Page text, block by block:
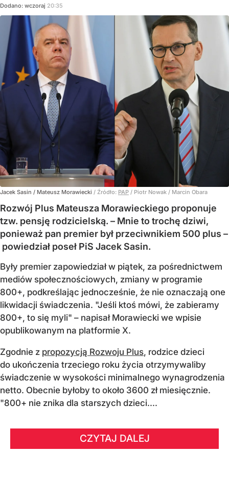
Dodano: wczoraj 20:35
Jacek Sasin / Mateusz Morawiecki / Źródło: PAP / Piotr Nowak / Marcin Obara
Rozwój Plus Mateusza Morawieckiego proponuje
tzw. pensję rodzicielską. – Mnie to trochę dziwi,
ponieważ pan premier był przeciwnikiem 500 plus –
powiedział poseł PiS Jacek Sasin.
Były premier zapowiedział w piątek, za pośrednictwem
mediów społecznościowych, zmiany w programie
800+, podkreślając jednocześnie, że nie oznaczają one
likwidacji świadczenia. "Jeśli ktoś mówi, że zabieramy
800+, to się myli" – napisał Morawiecki we wpisie
opublikowanym na platformie X.
Zgodnie z propozycją Rozwoju Plus, rodzice dzieci
do ukończenia trzeciego roku życia otrzymywaliby
świadczenie w wysokości minimalnego wynagrodzenia
netto. Obecnie byłoby to około 3600 zł miesięcznie.
"800+ nie znika dla starszych dzieci....
CZYTAJ DALEJ